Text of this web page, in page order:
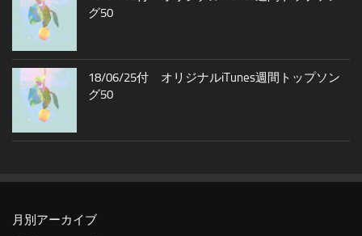
グ50
18/06/25付 オリジナルiTunes週間トップソン
グ50
月別アーカイブ